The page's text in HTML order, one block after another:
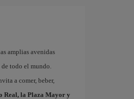
amplias avenidas
todo el mundo.
a comer, beber,
Real, la Plaza Mayor y